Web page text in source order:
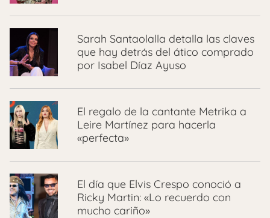
Sarah Santaolalla detalla las claves
que hay detrás del ático comprado
por Isabel Díaz Ayuso
El regalo de la cantante Metrika a
Leire Martínez para hacerla
«perfecta»
El día que Elvis Crespo conoció a
Ricky Martin: «Lo recuerdo con
mucho cariño»